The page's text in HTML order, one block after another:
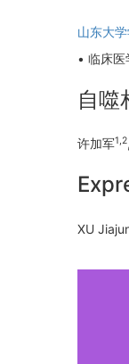
山东大学
• 临床医
自噬
许加军1,2
XU